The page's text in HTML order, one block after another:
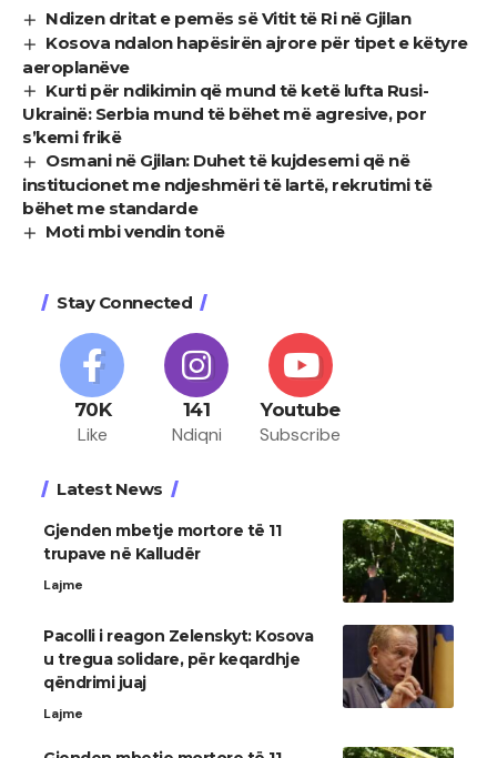
Ndizen dritat e pemës së Vitit të Ri në Gjilan
Kosova ndalon hapësirën ajrore për tipet e këtyre
aeroplanëve
Kurti për ndikimin që mund të ketë lufta Rusi-
Ukrainë: Serbia mund të bëhet më agresive, por
s’kemi frikë
Osmani në Gjilan: Duhet të kujdesemi që në
institucionet me ndjeshmëri të lartë, rekrutimi të
bëhet me standarde
Moti mbi vendin tonë
Stay Connected
70K
Like
141
Ndiqni
Youtube
Subscribe
Latest News
Gjenden mbetje mortore të 11
trupave në Kalludër
Lajme
Pacolli i reagon Zelenskyt: Kosova
u tregua solidare, për keqardhje
qëndrimi juaj
Lajme